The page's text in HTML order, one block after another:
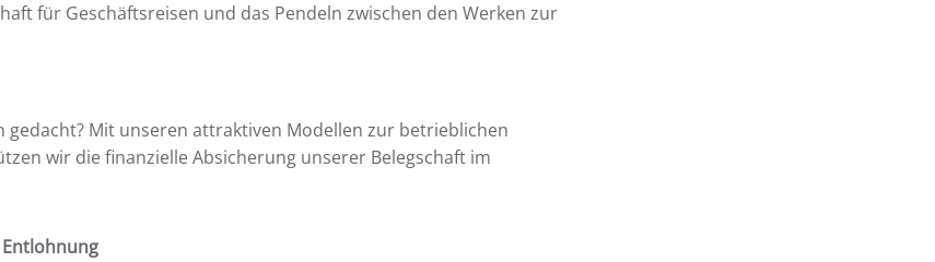
für Geschäftsreisen und das Pendeln zwischen den Werken zur
gedacht? Mit unseren attraktiven Modellen zur betrieblichen
wir die finanzielle Absicherung unserer Belegschaft im